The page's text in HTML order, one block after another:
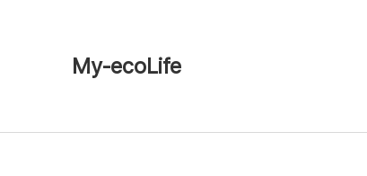
My-ecoLife